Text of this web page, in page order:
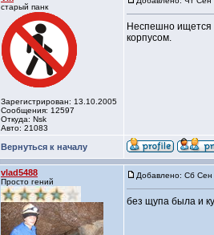
старый панк
Зарегистрирован: 13.10.2005
Сообщения: 12597
Откуда: Nsk
Авто: 21083
Неспешно ищется
корпусом.
Вернуться к началу
vlad5488
Просто гений
Добавлено: Сб
без щупа была и